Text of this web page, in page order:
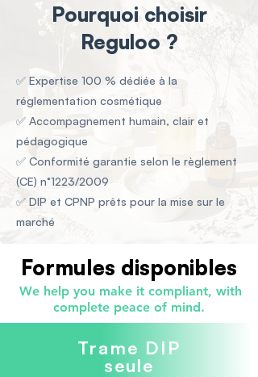
Pourquoi choisir
Reguloo ?
✅ Expertise 100 % dédiée à la
réglementation cosmétique
✅ Accompagnement humain, clair et
pédagogique
✅ Conformité garantie selon le règlement
(CE) n°1223/2009
✅ DIP et CPNP prêts pour la mise sur le
marché
Formules disponibles
We help you make it compliant, with
complete peace of mind.
Trame DIP
seule